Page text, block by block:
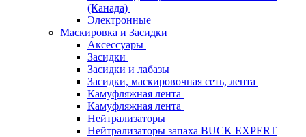
(Канада)
Электронные
Маскировка и Засидки
Аксессуары
Засидки
Засидки и лабазы
Засидки, маскировочная сеть, лента
Камуфляжная лента
Камуфляжная лента
Нейтрализаторы
Нейтрализаторы запаха BUCK EXPERT